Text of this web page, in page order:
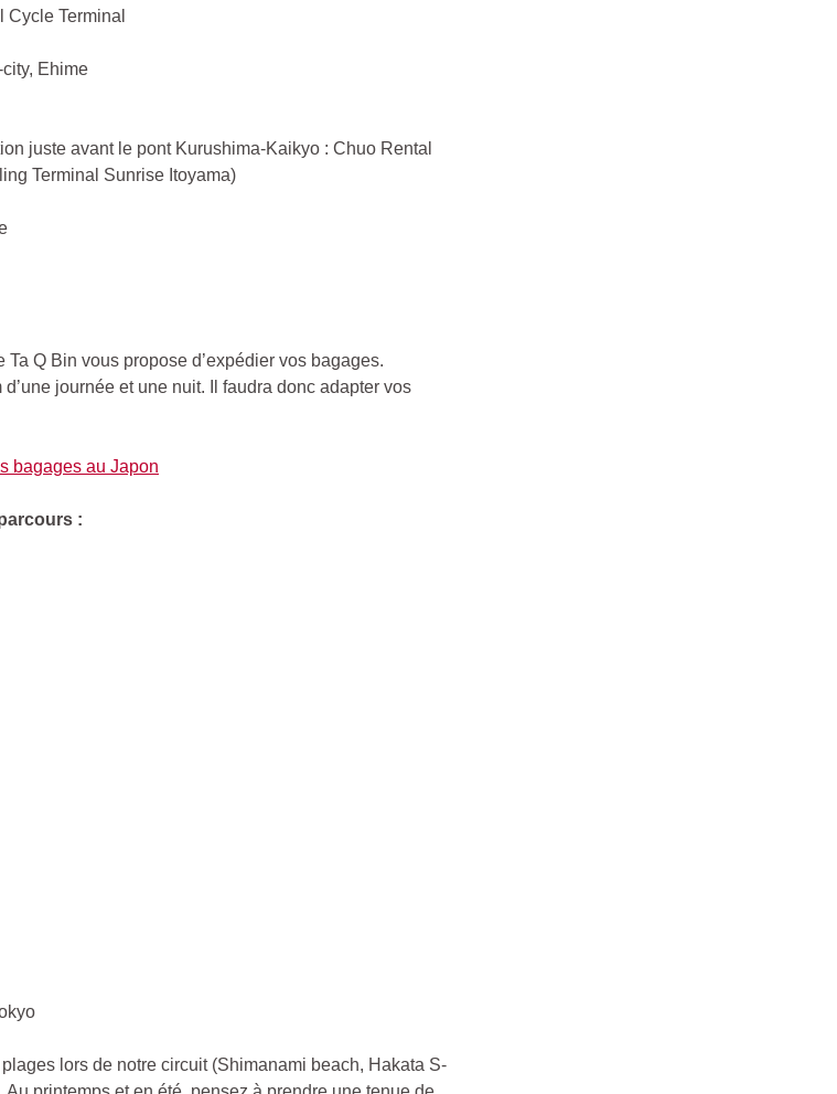
Cycle Terminal
Ehime
juste avant le pont Kurushima-Kaikyo : Chuo Rental
Terminal Sunrise Itoyama)
Ta Q Bin vous propose d’expédier vos bagages.
journée et une nuit. Il faudra donc adapter vos
bagages au Japon
:
lors de notre circuit (Shimanami beach, Hakata S-